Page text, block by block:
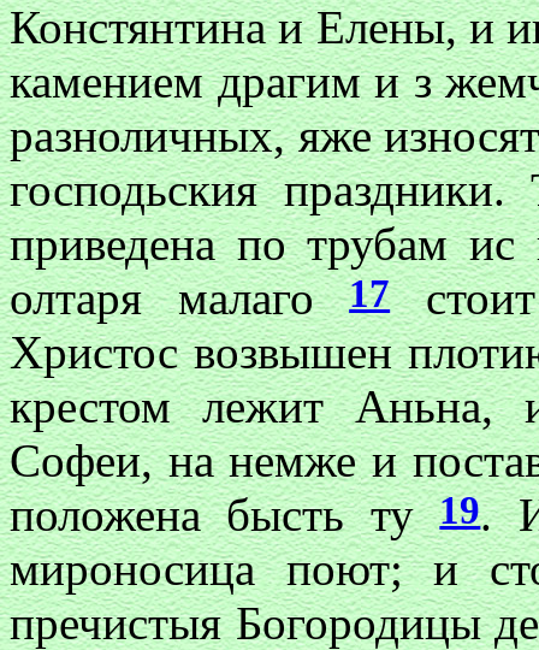
Констянтина и Елены, и
камением драгим и з
разноличных, яже
господьския
приведена по трубам ис
олтаря малаго17
Христос возвышен
крестом лежит Аньна,
Софеи, на немже и
положена бысть ту19.
мироносица поют; и
пречистыя Богородицы